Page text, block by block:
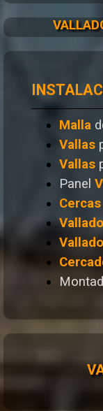
Malla
Vallas
Vallas
Panel
Cercas
Vallado
Vallado